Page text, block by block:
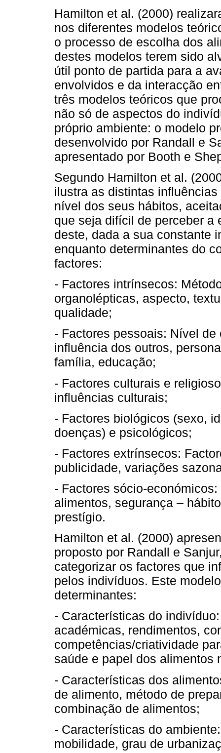
Hamilton et al. (2000)
nos diferentes modelos
o processo de escolha dos
destes modelos terem sido
útil ponto de partida para a
envolvidos e da interacção
três modelos teóricos que
não só de aspectos do
próprio ambiente: o modelo
desenvolvido por Randall e
apresentado por Booth e
Segundo Hamilton et al.
ilustra as distintas
nível dos seus hábitos,
que seja difícil de perceber a
deste, dada a sua constante
enquanto determinantes do
factores:
- Factores intrínsecos:
organolépticas, aspecto,
qualidade;
- Factores pessoais: Nível
influência dos outros,
família, educação;
- Factores culturais e
influências culturais;
- Factores biológicos (sexo,
doenças) e psicológicos;
- Factores extrínsecos:
publicidade, variações
- Factores sócio-
alimentos, segurança –
prestígio.
Hamilton et al. (2000)
proposto por Randall e
categorizar os factores que
pelos indivíduos. Este
determinantes:
- Características do
académicas, rendimentos,
competências/criatividade
saúde e papel dos alimentos
- Características dos
de alimento, método de
combinação de alimentos;
- Características do
mobilidade, grau de